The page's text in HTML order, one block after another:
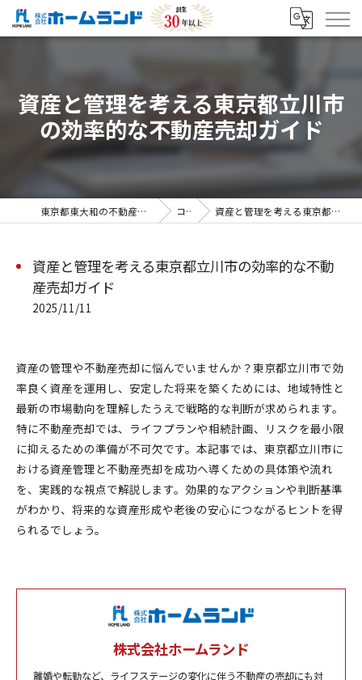
資産と管理を考える東京都立川市
の効率的な不動産売却ガイド
東京都東大和の不動産売却なら株式会社ホームランド コラム 資産と管理を考える東京都立川市の効率的な不動産売却ガイド
資産と管理を考える東京都立川市の効率的な不動
産売却ガイド
2025/11/11
資産の管理や不動産売却に悩んでいませんか？東京都立川市で効
率良く資産を運用し、安定した将来を築くためには、地域特性と
最新の市場動向を理解したうえで戦略的な判断が求められます。
特に不動産売却では、ライフプランや相続計画、リスクを最小限
に抑えるための準備が不可欠です。本記事では、東京都立川市に
おける資産管理と不動産売却を成功へ導くための具体策や流れ
を、実践的な視点で解説します。効果的なアクションや判断基準
がわかり、将来的な資産形成や老後の安心につながるヒントを得
られるでしょう。
株式会社ホームランド
離婚や転勤など、ライフステージの変化に伴う不動産の売却にも対